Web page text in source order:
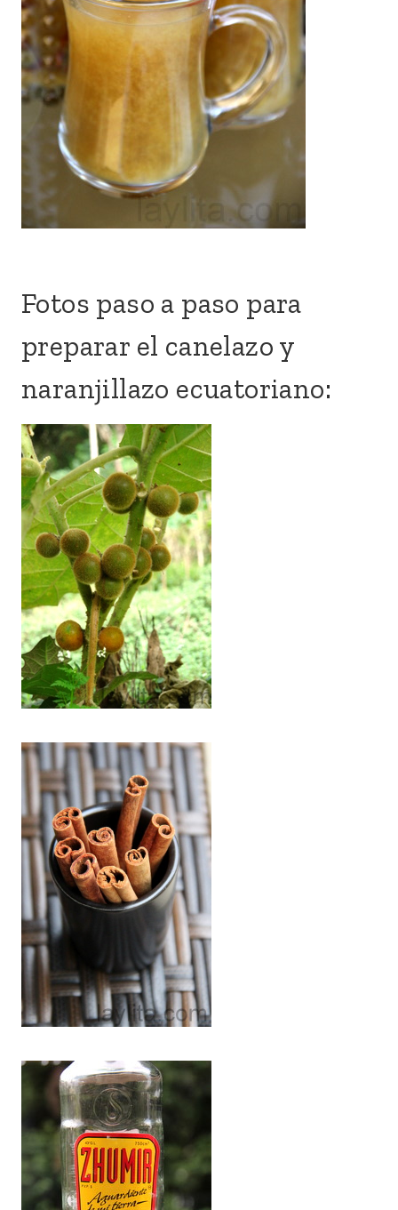
Fotos paso a paso para
preparar el canelazo y
naranjillazo ecuatoriano: